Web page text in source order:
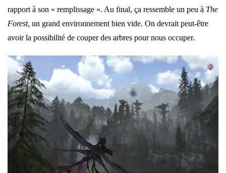
rapport à son « remplissage ». Au final, ça ressemble un peu à The
Forest, un grand environnement bien vide. On devrait peut-être
avoir la possibilité de couper des arbres pour nous occuper.